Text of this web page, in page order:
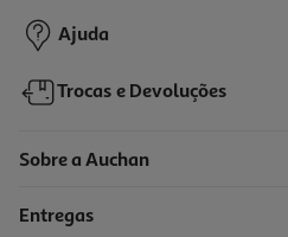
Ajuda
Trocas e Devoluções
Sobre a Auchan
Entregas